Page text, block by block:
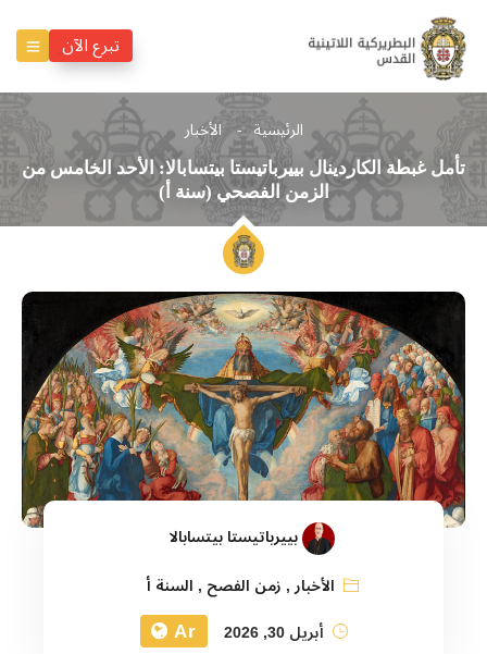
تبرع الآن
الرئيسية الأخبار
تأمل غبطة الكاردينال بييرباتيستا بيتسابالا: الأحد الخامس من
الزمن الفصحي (سنة أ)
بييرباتيستا بيتسابالا
الأخبار, زمن الفصح , السنة أ
أبريل 30, 2026
Ar